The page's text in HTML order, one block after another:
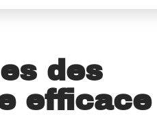
des
efficace